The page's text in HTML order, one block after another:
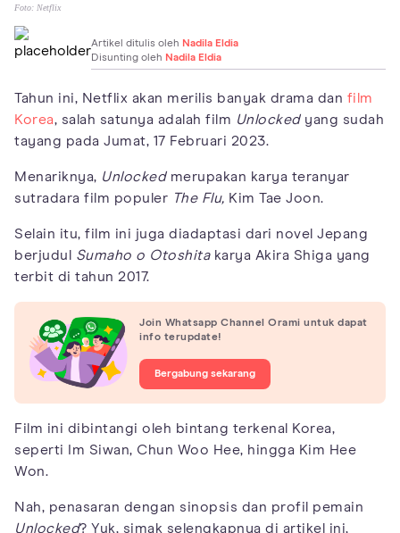
Foto: Netflix
Artikel ditulis oleh Nadila Eldia
Disunting oleh Nadila Eldia
Tahun ini, Netflix akan merilis banyak drama dan film
Korea, salah satunya adalah film Unlockedyang sudah
tayang pada Jumat, 17 Februari 2023.
Menariknya, Unlockedmerupakan karya teranyar
sutradara film populer The Flu, Kim Tae Joon.
Selain itu, film ini juga diadaptasi dari novel Jepang
berjudul Sumaho o Otoshitakarya Akira Shiga yang
terbit di tahun 2017.
Join Whatsapp Channel Orami untuk dapat
info terupdate!
Bergabung sekarang
Film ini dibintangi oleh bintang terkenal Korea,
seperti Im Siwan, Chun Woo Hee, hingga Kim Hee
Won.
Nah, penasaran dengan sinopsis dan profil pemain
Unlocked? Yuk, simak selengkapnya di artikel ini,